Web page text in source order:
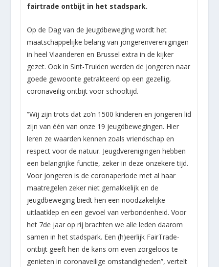
fairtrade ontbijt in het stadspark.
Op de Dag van de Jeugdbeweging wordt het
maatschappelijke belang van jongerenverenigingen
in heel Vlaanderen en Brussel extra in de kijker
gezet. Ook in Sint-Truiden werden de jongeren naar
goede gewoonte getrakteerd op een gezellig,
coronaveilig ontbijt voor schooltijd.
“Wij zijn trots dat zo’n 1500 kinderen en jongeren lid
zijn van één van onze 19 jeugdbewegingen. Hier
leren ze waarden kennen zoals vriendschap en
respect voor de natuur. Jeugdverenigingen hebben
een belangrijke functie, zeker in deze onzekere tijd.
Voor jongeren is de coronaperiode met al haar
maatregelen zeker niet gemakkelijk en de
jeugdbeweging biedt hen een noodzakelijke
uitlaatklep en een gevoel van verbondenheid. Voor
het 7de jaar op rij brachten we alle leden daarom
samen in het stadspark. Een (h)eerlijk FairTrade-
ontbijt geeft hen de kans om even zorgeloos te
genieten in coronaveilige omstandigheden”, vertelt